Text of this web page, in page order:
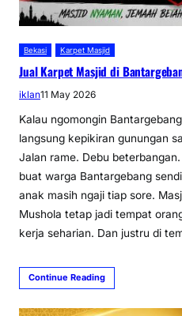
Bekasi Karpet Masjid
Jual Karpet Masjid di
iklan11 May 2026
Kalau ngomongin
langsung kepikiran gunungan
Jalan rame. Debu
buat warga Bantargebang
anak masih ngaji tiap sore.
Mushola tetap jadi tempat
kerja seharian. Dan justru di
Continue Reading